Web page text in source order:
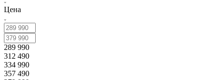
Цена
289 990
312 490
334 990
357 490